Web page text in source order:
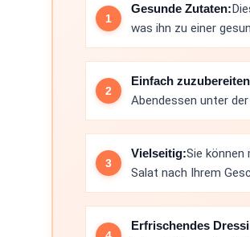
Gesunde Zutaten:
was ihn zu einer
Einfach
Abendessen unter
Vielseitig:Sie können
Salat nach Ihrem
Erfrischendes